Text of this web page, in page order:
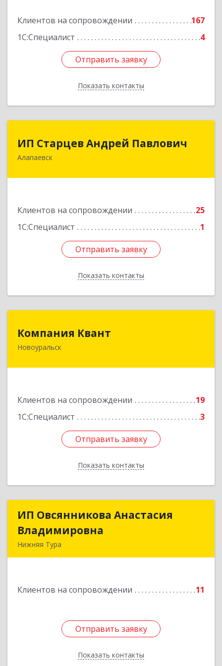
Клиентов на сопровождении
167
1С:Специалист
4
Отправить заявку
Показать контакты
Отправить заявку
Назад
ИП Старцев Андрей Павлович
Алапаевск
Клиентов на сопровождении
25
1С:Специалист
1
Отправить заявку
Показать контакты
ИП Старцев Андрей Павлович
624601, Свердловская обл, Алапаевск г,
Отправить заявку
Назад
Компания Квант
Новоуральск
Клиентов на сопровождении
19
1С:Специалист
3
Отправить заявку
Показать контакты
624130, Свердловская обл, Новоуральск г,
Отправить заявку
Назад
ИП Овсянникова Анастасия
Владимировна
Нижняя Тура
Клиентов на сопровождении 11
Отправить заявку
Показать контакты
ИП Овсянникова Анастасия
Подробнее
Отправить заявку
Назад